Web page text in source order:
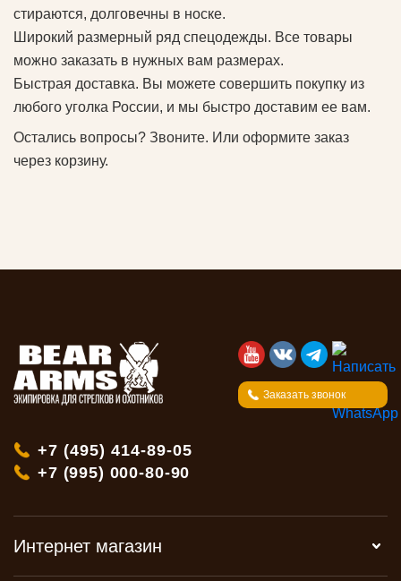
стираются, долговечны в носке.
Широкий размерный ряд спецодежды. Все товары
можно заказать в нужных вам размерах.
Быстрая доставка. Вы можете совершить покупку из
любого уголка России, и мы быстро доставим ее вам.
Остались вопросы? Звоните. Или оформите заказ
через корзину.
Заказать звонок
+7 (495) 414-89-05
+7 (995) 000-80-90
Интернет магазин